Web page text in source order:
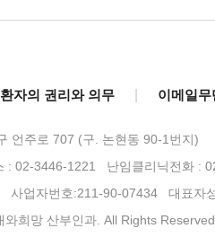
환자의 권리와 의무 이메일
언주로 707 (구. 논현동 90-1번지)
: 02-3446-1221 난임클리닉전화 :
사업자번호:211-90-07434 대표자
희망 산부인과. All Rights Reserved.